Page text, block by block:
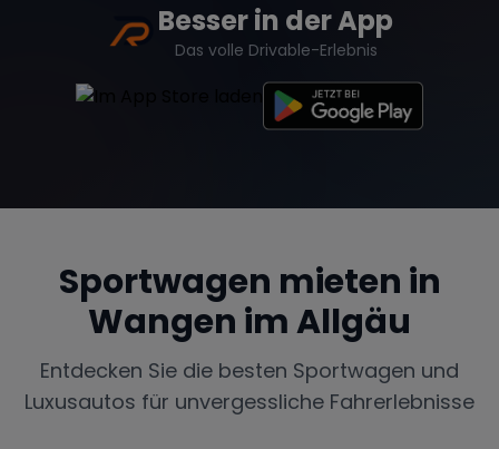
Besser in der App
Das volle Drivable-Erlebnis
Sportwagen mieten in
Wangen im Allgäu
Entdecken Sie die besten Sportwagen und
Luxusautos für unvergessliche Fahrerlebnisse